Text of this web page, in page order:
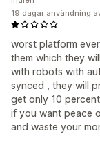
worst platform
them which they
with robots with
synced , they will
get only 10
if you want peace
and waste your
19 dagar användning